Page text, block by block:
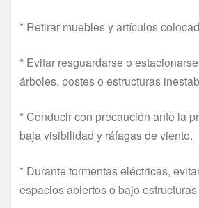
* Retirar muebles y artículos
* Evitar resguardarse o
árboles, postes o estructuras
* Conducir con precaución ante la
baja visibilidad y ráfagas de viento.
* Durante tormentas eléctricas,
espacios abiertos o bajo